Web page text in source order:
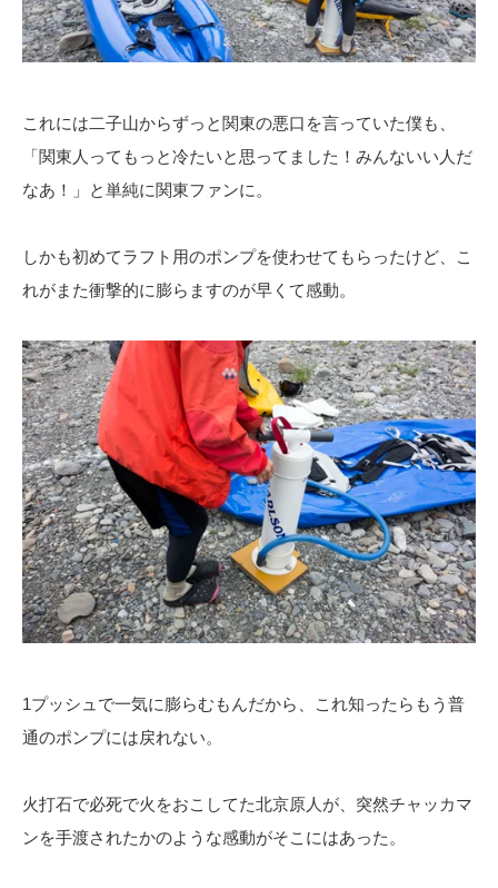
これには二子山からずっと関東の悪口を言っていた僕も、
「関東人ってもっと冷たいと思ってました！みんないい人だ
なあ！」と単純に関東ファンに。
しかも初めてラフト用のポンプを使わせてもらったけど、こ
れがまた衝撃的に膨らますのが早くて感動。
1プッシュで一気に膨らむもんだから、これ知ったらもう普
通のポンプには戻れない。
火打石で必死で火をおこしてた北京原人が、突然チャッカマ
ンを手渡されたかのような感動がそこにはあった。